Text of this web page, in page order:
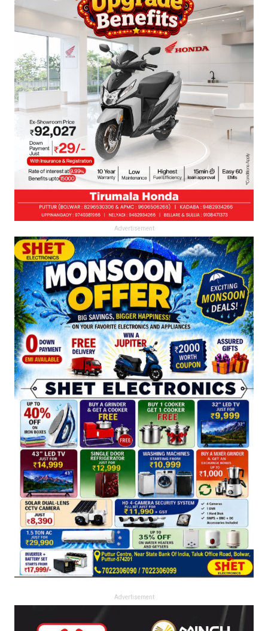
Advertisement
Advertisement